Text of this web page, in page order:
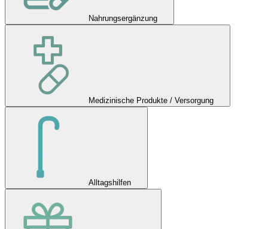
Nahrungsergänzung
Medizinische Produkte / Versorgung
Alltagshilfen